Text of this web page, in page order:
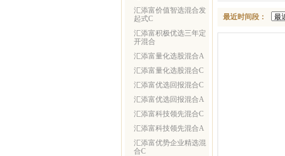
汇添富价值智选混合发
起式C
汇添富积极优选三年定
开混合
汇添富量化选股混合A
汇添富量化选股混合C
汇添富优选回报混合C
汇添富优选回报混合A
汇添富科技领先混合C
汇添富科技领先混合A
汇添富优势企业精选混
合C
最近时间段：